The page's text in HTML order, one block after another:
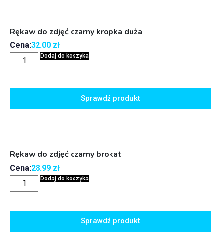
Rękaw do zdjęć czarny kropka duża
Cena:32.00 zł
Dodaj do koszyka
Sprawdź produkt
Rękaw do zdjęć czarny brokat
Cena:28.99 zł
Dodaj do koszyka
Sprawdź produkt